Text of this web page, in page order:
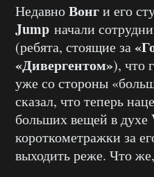
НедавноВонги его
Jump начали
(ребята, стоящие за
«Дивергентом»), что
уже со стороны
сказал, что теперь
больших вещей в духе
короткометражки за
выходить реже. Что